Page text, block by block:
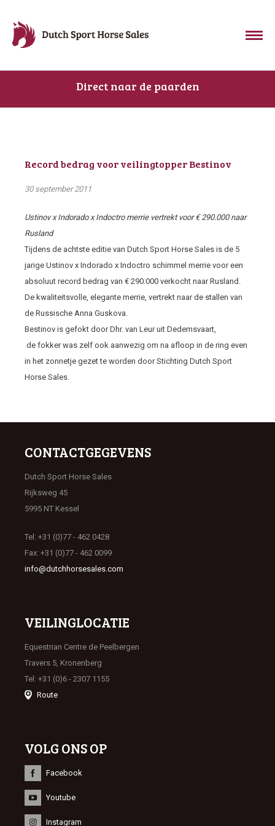
Direct naar de paarden
Record bedrag voor veilingtopper Bestinov
30 september 2011
Ustinov x Indorado x Indoctro merrie vertrekt voor € 290.000 naar
Rusland
Tijdens de achtste editie van Dutch Sport Horse Sales is de 5
jarige Ustinov x Indorado x Indoctro schimmel merrie voor een
absoluut record bedrag van € 290.000 verkocht naar Rusland.
De kwaliteitsvolle, elegante merrie, vertrekt naar de stallen van
de Russische Anna Guskova.
Bestinov is gefokt door Dhr. van Leur uit Dedemsvaart,
de fokker was zelf ook aanwezig om na afloop in de ring even
in het zonnetje gezet te worden door Stichting Dutch Sport
Horse Sales.
CONTACTGEGEVENS
Dutch Sport Horse Sales
Rijksweg 45
5995 NT Kessel
Tel: +31 (0)77 - 462 0428
Fax: +31 (0)77 - 462 0099
info@dutchhorsesales.com
VEILINGLOCATIE
Equestrian Centre de Peelbergen
Travers 5, Kronenberg
Tel: +31 (0)6 - 2307 1155
Route
VOLG ONS OP
Facebook
Youtube
Instagram